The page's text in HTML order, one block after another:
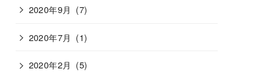
2020年9月 (7)
2020年7月 (1)
2020年2月 (5)